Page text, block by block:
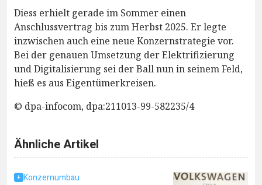
Diess erhielt gerade im Sommer einen
Anschlussvertrag bis zum Herbst 2025. Er legte
inzwischen auch eine neue Konzernstrategie vor.
Bei der genauen Umsetzung der Elektrifizierung
und Digitalisierung sei der Ball nun in seinem Feld,
hieß es aus Eigentümerkreisen.
© dpa-infocom, dpa:211013-99-582235/4
Ähnliche Artikel
Konzernumbau